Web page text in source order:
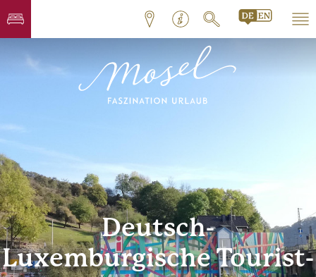
Deutsch-
Luxemburgische Tourist-